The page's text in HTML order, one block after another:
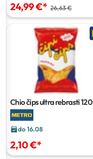
24,99 €* 26,63 €
Chio čips ultra rebrasti
do 16.08
2,10 €*